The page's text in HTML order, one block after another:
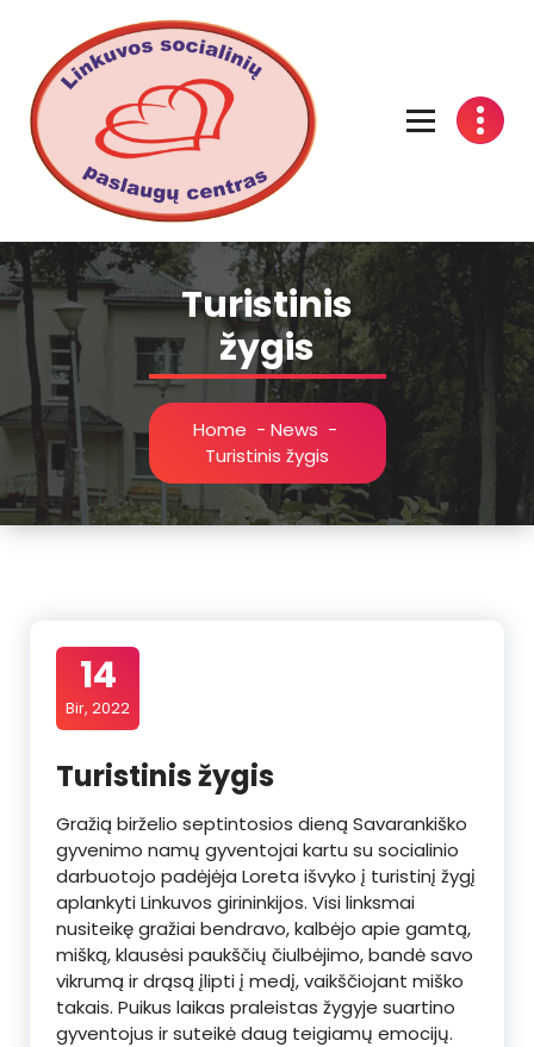
Turistinis
žygis
Home - News -
Turistinis žygis
14
Bir, 2022
Turistinis žygis
Gražią birželio septintosios dieną Savarankiško
gyvenimo namų gyventojai kartu su socialinio
darbuotojo padėjėja Loreta išvyko į turistinį žygį
aplankyti Linkuvos girininkijos. Visi linksmai
nusiteikę gražiai bendravo, kalbėjo apie gamtą,
mišką, klausėsi paukščių čiulbėjimo, bandė savo
vikrumą ir drąsą įlipti į medį, vaikščiojant miško
takais. Puikus laikas praleistas žygyje suartino
gyventojus ir suteikė daug teigiamų emocijų.